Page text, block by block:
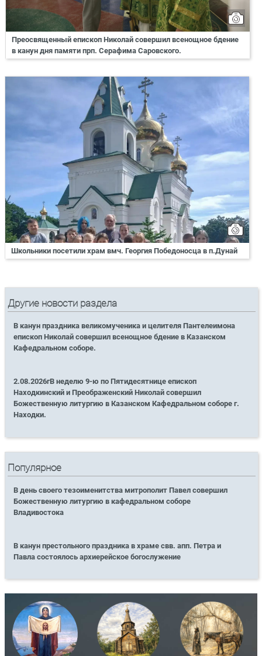
Преосвященный епископ Николай совершил всенощное бдение
в канун дня памяти прп. Серафима Саровского.
Школьники посетили храм вмч. Георгия Победоносца в п.Дунай
Другие новости раздела
В канун праздника великомученика и целителя Пантелеимона
епископ Николай совершил всенощное бдение в Казанском
Кафедральном соборе.
2.08.2026гВ неделю 9-ю по Пятидесятнице епископ
Находкинский и Преображенский Николай совершил
Божественную литургию в Казанском Кафедральном соборе г.
Находки.
Популярное
В день своего тезоименитства митрополит Павел совершил
Божественную литургию в кафедральном соборе
Владивостока
В канун престольного праздника в храме свв. апп. Петра и
Павла состоялось архиерейское богослужение